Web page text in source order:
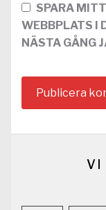
SPARA
WEBBPLATS I
NÄSTA GÅNG
VI